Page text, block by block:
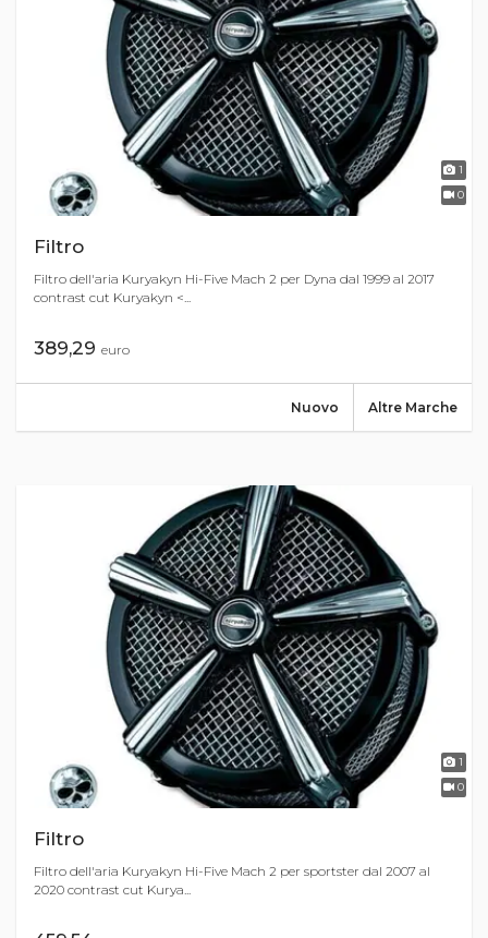
1
0
Filtro
Filtro dell'aria Kuryakyn Hi-Five Mach 2 per Dyna dal 1999 al 2017
contrast cut Kuryakyn <...
389,29 euro
Altre Marche
Nuovo
1
0
Filtro
Filtro dell'aria Kuryakyn Hi-Five Mach 2 per sportster dal 2007 al
2020 contrast cut Kurya...